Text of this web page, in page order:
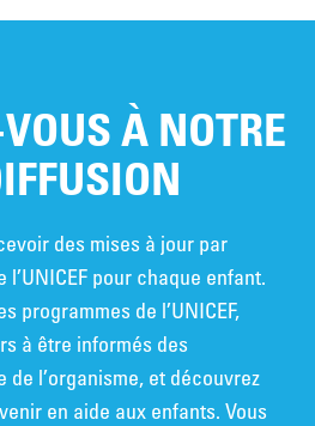
À NOTRE
des mises à jour par
pour chaque enfant.
programmes de l’UNICEF,
à être informés des
de l’organisme, et découvrez
en aide aux enfants. Vous